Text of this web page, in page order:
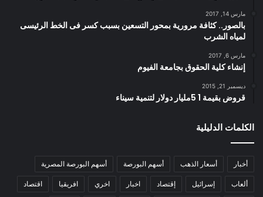
مارس 14, 2017
بالصور.. كثافة مرورية بمحور التسعين بسبب كسر فى الخط الرئيسى
لمياه الشرب
مارس 6, 2017
إنشاء كلية الحقوق بجامعة الفيوم
ديسمبر 21, 2015
قروض بقيمة 1 5مليار دولار لتنمية سيناء
الكلمات الدليلية
أخبار أسعار الذهب أسهم البورصة أسهم البورصة المصرية
ألعاب إسرائيل إقتصاد اخبار اخري افريقيا اقتصاد